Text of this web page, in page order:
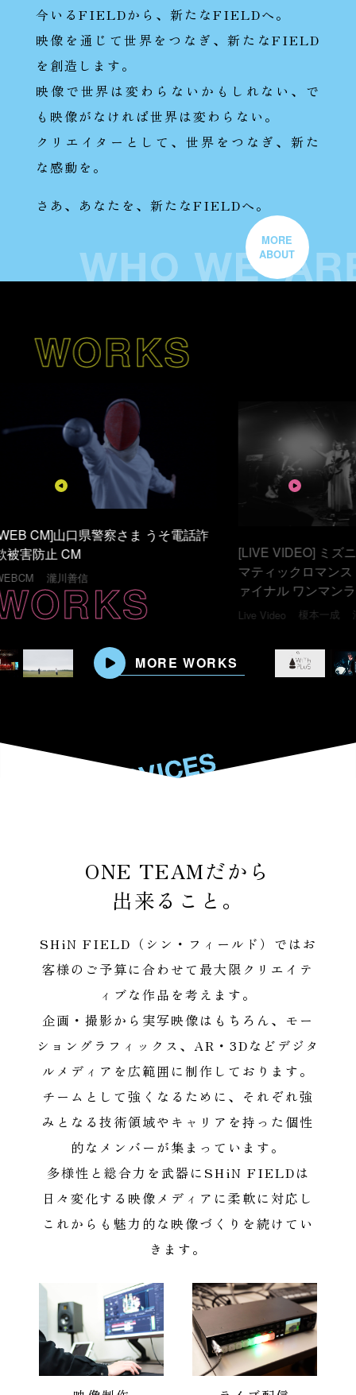
今いるFIELDから、新たなFIELDへ。
映像を通じて世界をつなぎ、新たなFIELD
を創造します。
映像で世界は変わらないかもしれない、で
も映像がなければ世界は変わらない。
クリエイターとして、世界をつなぎ、新た
な感動を。
さあ、あなたを、新たなFIELDへ。
MORE
ABOUT
WORKS
話詐
[LIVE VIDEO] ミズニ ウキクサ「シネ
マティックロマンス リリースツアーフ
ァイナル ワンマンライブ」
Live Video 榎本一成
ンス」
Music
MORE WORKS
ONE TEAMだから
出来ること。
SHiN FIELD（シン・フィールド）ではお
客様のご予算に合わせて最大限クリエイテ
ィブな作品を考えます。
企画・撮影から実写映像はもちろん、モー
ショングラフィックス、AR・3Dなどデジタ
ルメディアを広範囲に制作しております。
チームとして強くなるために、それぞれ強
みとなる技術領域やキャリアを持った個性
的なメンバーが集まっています。
多様性と総合力を武器にSHiN FIELDは
日々変化する映像メディアに柔軟に対応し
これからも魅力的な映像づくりを続けてい
きます。